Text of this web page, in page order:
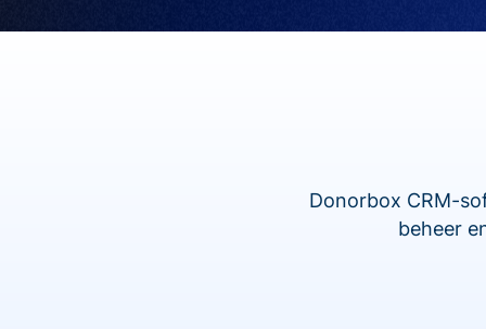
Donorbox CRM-
beheer